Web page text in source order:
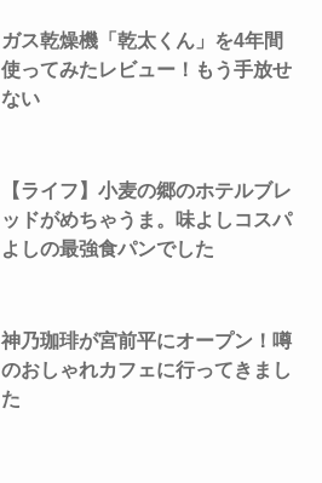
ガス乾燥機「乾太くん」を4年間
使ってみたレビュー！もう手放せ
ない
【ライフ】小麦の郷のホテルブレ
ッドがめちゃうま。味よしコスパ
よしの最強食パンでした
神乃珈琲が宮前平にオープン！噂
のおしゃれカフェに行ってきまし
た